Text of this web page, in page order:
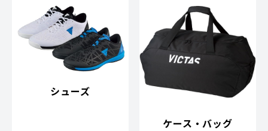
シューズ
ケース・バッグ